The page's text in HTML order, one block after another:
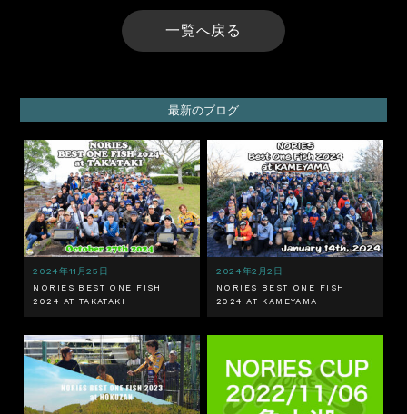
一覧へ戻る
最新のブログ
2024年11月25日
NORIES BEST ONE FISH
2024 AT TAKATAKI
2024年2月2日
NORIES BEST ONE FISH
2024 AT KAMEYAMA